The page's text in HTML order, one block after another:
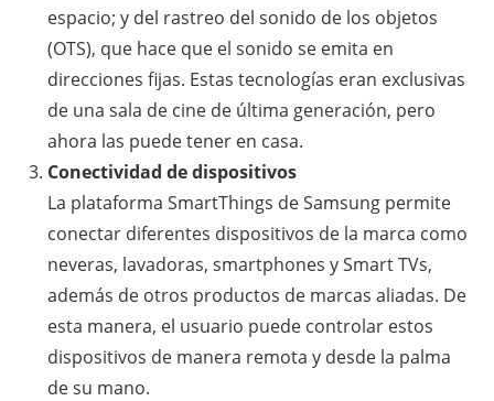
espacio; y del rastreo del sonido de los objetos
(OTS), que hace que el sonido se emita en
direcciones fijas. Estas tecnologías eran exclusivas
de una sala de cine de última generación, pero
ahora las puede tener en casa.
Conectividad de dispositivos
La plataforma SmartThings de Samsung permite
conectar diferentes dispositivos de la marca como
neveras, lavadoras, smartphones y Smart TVs,
además de otros productos de marcas aliadas. De
esta manera, el usuario puede controlar estos
dispositivos de manera remota y desde la palma
de su mano.